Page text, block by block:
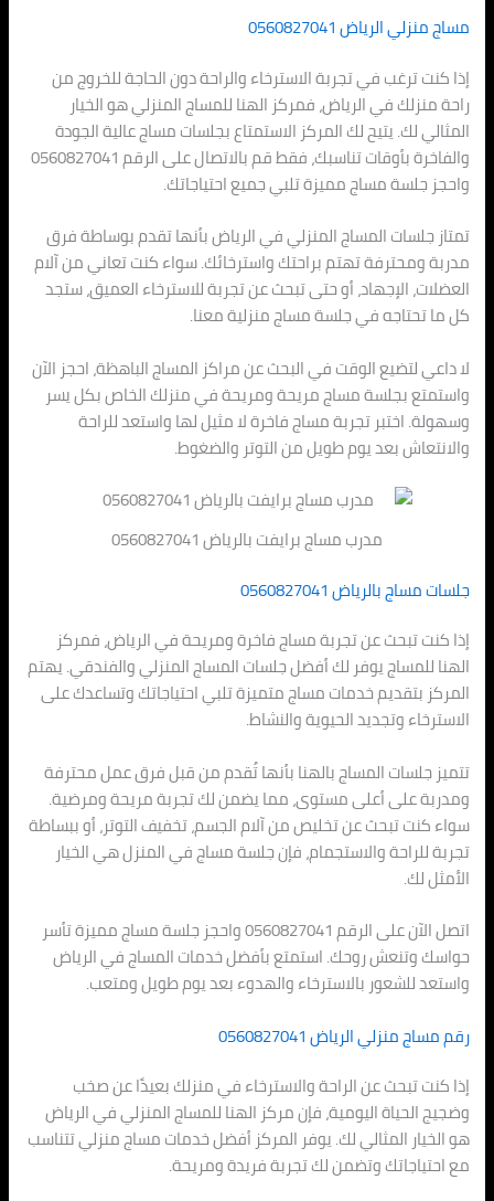
مساج منزلي الرياض 0560827041
إذا كنت ترغب في تجربة الاسترخاء والراحة دون الحاجة للخروج من
راحة منزلك في الرياض، فمركز الهنا للمساج المنزلي هو الخيار
المثالي لك. يتيح لك المركز الاستمتاع بجلسات مساج عالية الجودة
والفاخرة بأوقات تناسبك، فقط قم بالاتصال على الرقم 0560827041
واحجز جلسة مساج مميزة تلبي جميع احتياجاتك.
تمتاز جلسات المساج المنزلي في الرياض بأنها تقدم بوساطة فرق
مدربة ومحترفة تهتم براحتك واسترخائك. سواء كنت تعاني من آلام
العضلات، الإجهاد، أو حتى تبحث عن تجربة للاسترخاء العميق، ستجد
كل ما تحتاجه في جلسة مساج منزلية معنا.
لا داعي لتضيع الوقت في البحث عن مراكز المساج الباهظة، احجز الآن
واستمتع بجلسة مساج مريحة ومريحة في منزلك الخاص بكل يسر
وسهولة. اختبر تجربة مساج فاخرة لا مثيل لها واستعد للراحة
والانتعاش بعد يوم طويل من التوتر والضغوط.
مدرب مساج برايفت بالرياض 0560827041
جلسات مساج بالرياض 0560827041
إذا كنت تبحث عن تجربة مساج فاخرة ومريحة في الرياض، فمركز
الهنا للمساج يوفر لك أفضل جلسات المساج المنزلي والفندقي. يهتم
المركز بتقديم خدمات مساج متميزة تلبي احتياجاتك وتساعدك على
الاسترخاء وتجديد الحيوية والنشاط.
تتميز جلسات المساج بالهنا بأنها تُقدم من قبل فرق عمل محترفة
ومدربة على أعلى مستوى، مما يضمن لك تجربة مريحة ومرضية.
سواء كنت تبحث عن تخليص من آلام الجسم، تخفيف التوتر، أو ببساطة
تجربة للراحة والاستجمام، فإن جلسة مساج في المنزل هي الخيار
الأمثل لك.
اتصل الآن على الرقم 0560827041 واحجز جلسة مساج مميزة تأسر
حواسك وتنعش روحك. استمتع بأفضل خدمات المساج في الرياض
واستعد للشعور بالاسترخاء والهدوء بعد يوم طويل ومتعب.
رقم مساج منزلي الرياض 0560827041
إذا كنت تبحث عن الراحة والاسترخاء في منزلك بعيدًا عن صخب
وضجيج الحياة اليومية، فإن مركز الهنا للمساج المنزلي في الرياض
هو الخيار المثالي لك. يوفر المركز أفضل خدمات مساج منزلي تتناسب
مع احتياجاتك وتضمن لك تجربة فريدة ومريحة.